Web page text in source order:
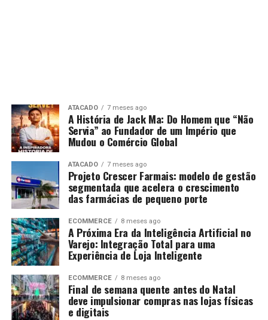
ATACADO 7 meses ago
A História de Jack Ma: Do Homem que “Não
Servia” ao Fundador de um Império que
Mudou o Comércio Global
ATACADO 7 meses ago
Projeto Crescer Farmais: modelo de gestão
segmentada que acelera o crescimento
das farmácias de pequeno porte
ECOMMERCE 8 meses ago
A Próxima Era da Inteligência Artificial no
Varejo: Integração Total para uma
Experiência de Loja Inteligente
ECOMMERCE 8 meses ago
Final de semana quente antes do Natal
deve impulsionar compras nas lojas físicas
e digitais